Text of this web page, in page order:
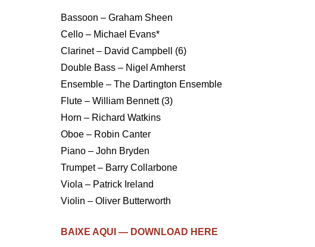
Bassoon – Graham Sheen
Cello – Michael Evans*
Clarinet – David Campbell (6)
Double Bass – Nigel Amherst
Ensemble – The Dartington Ensemble
Flute – William Bennett (3)
Horn – Richard Watkins
Oboe – Robin Canter
Piano – John Bryden
Trumpet – Barry Collarbone
Viola – Patrick Ireland
Violin – Oliver Butterworth
BAIXE AQUI — DOWNLOAD HERE